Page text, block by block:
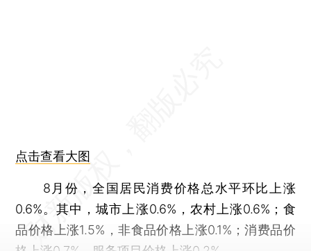
点击查看大图
8月份，全国居民消费价格总水平环比上涨
0.6%。其中，城市上涨0.6%，农村上涨0.6%；食
品价格上涨1.5%，非食品价格上涨0.1%；消费品价